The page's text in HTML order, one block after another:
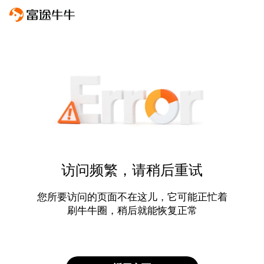
访问频繁，请稍后重试
您所要访问的页面不在这儿，它可能正忙着
刷牛牛圈，稍后就能恢复正常